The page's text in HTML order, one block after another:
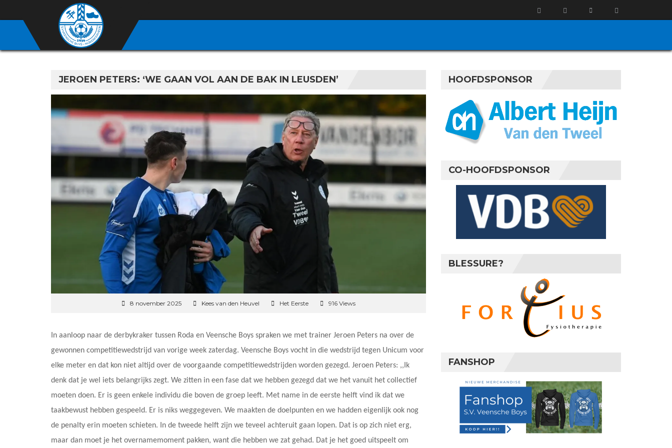
JEROEN PETERS: ‘WE GAAN VOL AAN DE BAK IN LEUSDEN’
8 november 2025 Kees van den Heuvel Het Eerste 916 Views
In aanloop naar de derbykraker tussen Roda en Veensche Boys spraken we met trainer Jeroen Peters na over de
gewonnen competitiewedstrijd van vorige week zaterdag. Veensche Boys vocht in die wedstrijd tegen Unicum voor
elke meter en dat kon niet altijd over de voorgaande competitiewedstrijden worden gezegd. Jeroen Peters: ,,Ik
denk dat je wel iets belangrijks zegt. We zitten in een fase dat we hebben gezegd dat we het vanuit het collectief
moeten doen. Er is geen enkele individu die boven de groep leeft. Met name in de eerste helft vind ik dat we
taakbewust hebben gespeeld. Er is niks weggegeven. We maakten de doelpunten en we hadden eigenlijk ook nog
de penalty erin moeten schieten. In de tweede helft zijn we teveel achteruit gaan lopen. Dat is op zich niet erg,
maar dan moet je het overnamemoment pakken, want die hebben we zat gehad. Dat je het goed uitspeelt om
HOOFDSPONSOR
CO-HOOFDSPONSOR
BLESSURE?
FANSHOP